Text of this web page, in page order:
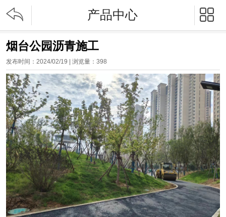
 产品中心 
烟台公园沥青施工
发布时间：2024/02/19 | 浏览量： 398